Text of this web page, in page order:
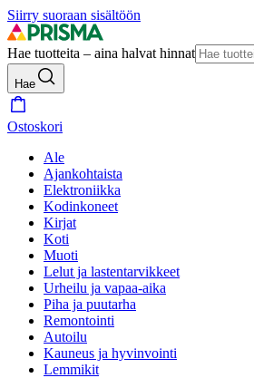
Siirry suoraan sisältöön
Hae tuotteita – aina halvat hinnat
Hae
Ostoskori
Ale
Ajankohtaista
Elektroniikka
Kodinkoneet
Kirjat
Koti
Muoti
Lelut ja lastentarvikkeet
Urheilu ja vapaa-aika
Piha ja puutarha
Remontointi
Autoilu
Kauneus ja hyvinvointi
Lemmikit